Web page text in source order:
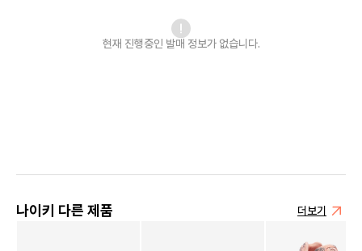
현재 진행중인 발매 정보가 없습니다.
나이키 다른 제품 더보기